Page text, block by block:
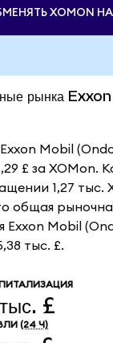
XOMON НА
рынка
Mobil
£ за XOMon.
1,27 тыс.
общая
Exxon Mobil
тыс. £.
£
(24 Ч)